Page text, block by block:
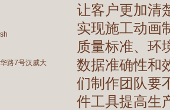
路7号汉威大
让客户更加清
实现施工动画
质量标准、环
数据准确性和
们制作团队要
件工具提高生